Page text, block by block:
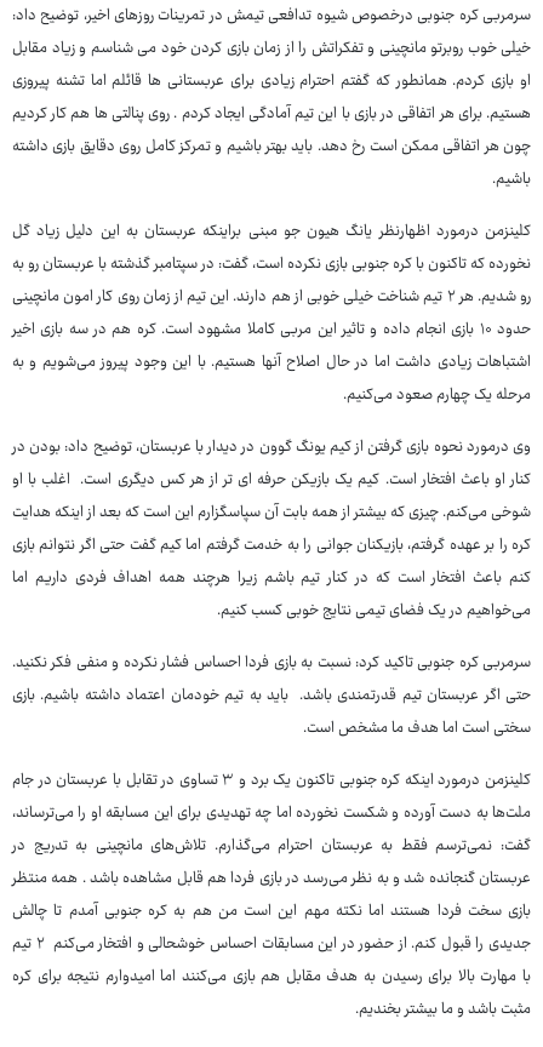
سرمربی کره جنوبی درخصوص شیوه تدافعی تیمش در تمرینات روزهای اخیر، توضیح داد:
خیلی خوب روبرتو مانچینی و تفکراتش را از زمان بازی کردن خود می شناسم و زیاد مقابل
او بازی کردم. همانطور که گفتم احترام زیادی برای عربستانی ها قائلم اما تشنه پیروزی
هستیم. برای هر اتفاقی در بازی با این تیم آمادگی ایجاد کردم . روی پنالتی ها هم کار کردیم
چون هر اتفاقی ممکن است رخ دهد. باید بهتر باشیم و تمرکز کامل روی دقایق بازی داشته
باشیم.
کلینزمن درمورد اظهارنظر یانگ هیون جو مبنی براینکه عربستان به این دلیل زیاد گل
نخورده که تاکنون با کره جنوبی بازی نکرده است، گفت: در سپتامبر گذشته با عربستان رو به
رو شدیم. هر ۲ تیم شناخت خیلی خوبی از هم دارند. این تیم از زمان روی کار امون مانچینی
حدود ۱۰ بازی انجام داده و تاثیر این مربی کاملا مشهود است. کره هم در سه بازی اخیر
اشتباهات زیادی داشت اما در حال اصلاح آنها هستیم. با این وجود پیروز می‌شویم و به
مرحله یک چهارم صعود می‌کنیم.
وی درمورد نحوه بازی گرفتن از کیم یونگ گوون در دیدار با عربستان، توضیح داد: بودن در
کنار او باعث افتخار است. کیم یک بازیکن حرفه ای تر از هر کس دیگری است. اغلب با او
شوخی می‌کنم. چیزی که بیشتر از همه بابت آن سپاسگزارم این است که بعد از اینکه هدایت
کره را بر عهده گرفتم، بازیکنان جوانی را به خدمت گرفتم اما کیم گفت حتی اگر نتوانم بازی
کنم باعث افتخار است که در کنار تیم باشم زیرا هرچند همه اهداف فردی داریم اما
می‌خواهیم در یک فضای تیمی نتایج خوبی کسب کنیم.
سرمربی کره جنوبی تاکید کرد: نسبت به بازی فردا احساس فشار نکرده و منفی فکر نکنید.
حتی اگر عربستان تیم قدرتمندی باشد. باید به تیم خودمان اعتماد داشته باشیم. بازی
سختی است اما هدف ما مشخص است.
کلینزمن درمورد اینکه کره جنوبی تاکنون یک برد و ۳ تساوی در تقابل با عربستان در جام
ملت‌ها به دست آورده و شکست نخورده اما چه تهدیدی برای این مسابقه او را می‌ترساند،
گفت: نمی‌ترسم فقط به عربستان احترام می‌گذارم. تلاش‌های مانچینی به تدریج در
عربستان گنجانده شد و به نظر می‌رسد در بازی فردا هم قابل مشاهده باشد ‌. همه منتظر
بازی سخت فردا هستند اما نکته مهم این است من هم به کره جنوبی آمدم تا چالش
جدیدی را قبول کنم. از حضور در این مسابقات احساس خوشحالی و افتخار می‌کنم ۲ تیم
با مهارت بالا برای رسیدن به هدف مقابل هم بازی می‌کنند اما امیدوارم نتیجه برای کره
مثبت باشد و ما بیشتر بخندیم.